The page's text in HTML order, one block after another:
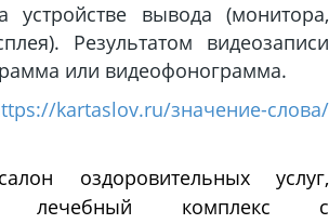
устройстве вывода (монитора,
Результатом видеозаписи
или видеофонограмма.
kartaslov.ru/значение-слова/
салон
оздоровительных услуг,
лечебный комплекс с